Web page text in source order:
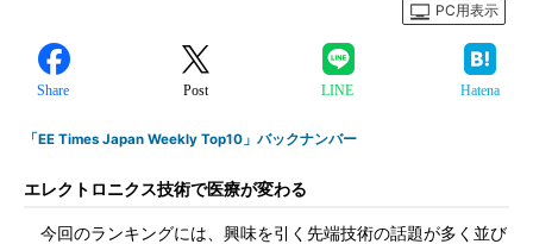
PC用表示
Share Post LINE Hatena
「EE Times Japan Weekly Top10」バックナンバー
エレクトロニクス技術で医療が変わる
今回のランキングには、興味を引く先端技術の話題が多く並び